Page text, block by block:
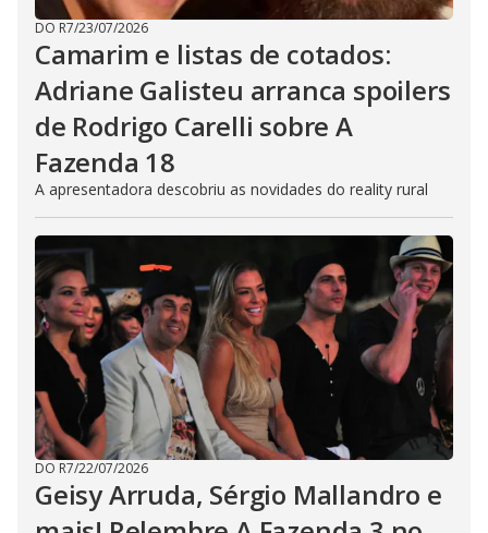
DO R7/23/07/2026
Camarim e listas de cotados:
Adriane Galisteu arranca spoilers
de Rodrigo Carelli sobre A
Fazenda 18
A apresentadora descobriu as novidades do reality rural
DO R7/22/07/2026
Geisy Arruda, Sérgio Mallandro e